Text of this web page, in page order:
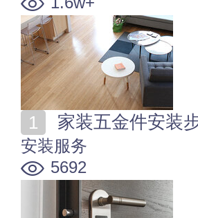
家装五金件安装
安装服务
5692